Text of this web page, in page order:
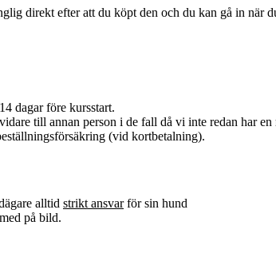
direkt efter att du köpt den och du kan gå in när
dagar före kursstart.
till annan person i de fall då vi inte redan har en
(vid kortbetalning).
alltid strikt ansvarför sin hund
på bild.